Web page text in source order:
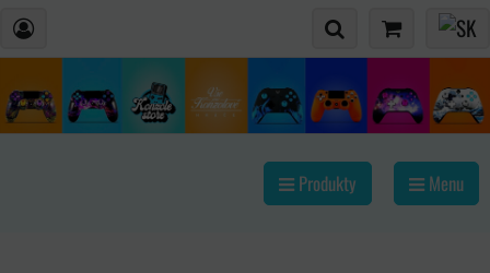
Produkty Menu